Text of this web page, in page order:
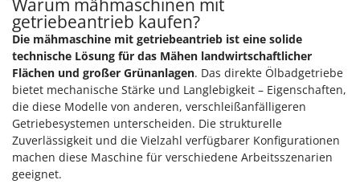
Warum mähmaschinen mit
getriebeantrieb kaufen?
Die mähmaschine mit getriebeantrieb ist eine solide
technische Lösung für das Mähen landwirtschaftlicher
Flächen und großer Grünanlagen. Das direkte Ölbadgetriebe
bietet mechanische Stärke und Langlebigkeit – Eigenschaften,
die diese Modelle von anderen, verschleißanfälligeren
Getriebesystemen unterscheiden. Die strukturelle
Zuverlässigkeit und die Vielzahl verfügbarer Konfigurationen
machen diese Maschine für verschiedene Arbeitsszenarien
geeignet.